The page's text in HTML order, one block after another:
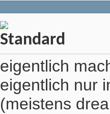
eigentlich
eigentlich nur
(meistens